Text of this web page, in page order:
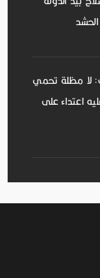
لا مظلة تحمي
اعتداء على